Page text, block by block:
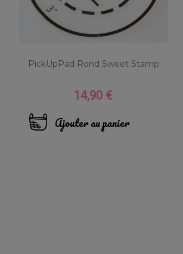
PickUpPad Rond Sweet Stamp
Prix
14,90 €
Ajouter au panier